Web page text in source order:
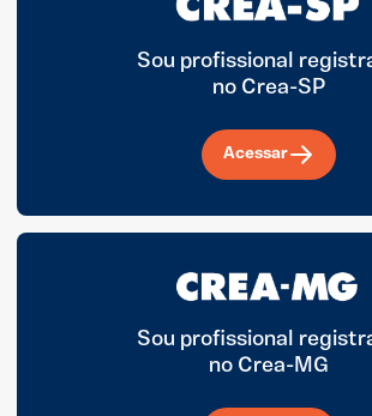
Sou profissional
no Crea-SP
Acessar
Sou profissional
no Crea-MG